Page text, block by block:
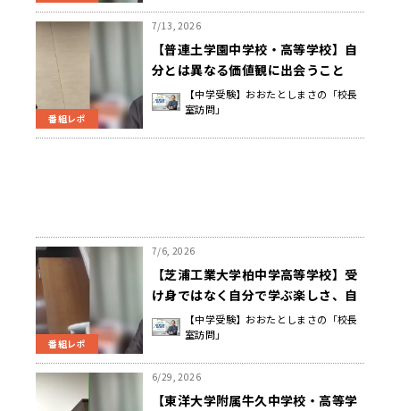
番組レポ
7/13, 2026
【普連土学園中学校・高等学校】自
分とは異なる価値観に出会うこと
で、少しずつ自分の世界を広げてい
くことが学びの本質 青木 直人 校長
【中学受験】おおたとしまさの「校長
室訪問」
番組レポ
7/6, 2026
【芝浦工業大学柏中学高等学校】受
け身ではなく自分で学ぶ楽しさ、自
分の好きを突き詰めていくことが、
いずれ自分の糧になる 中根 正義 校
【中学受験】おおたとしまさの「校長
室訪問」
6/29, 2026
【東洋大学附属牛久中学校・高等学